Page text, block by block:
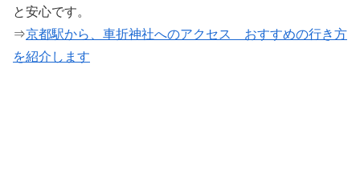
と安心です。
⇒京都駅から、車折神社へのアクセス おすすめの行き方
を紹介します